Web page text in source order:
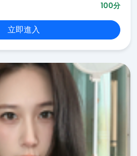
100分
立即進入